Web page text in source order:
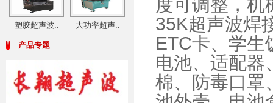
塑胶超声波.. 大功率超声..
产品专题
度可调整，机
35K超声波焊
ETC卡、学生
电池、适配器
棉、防毒口罩